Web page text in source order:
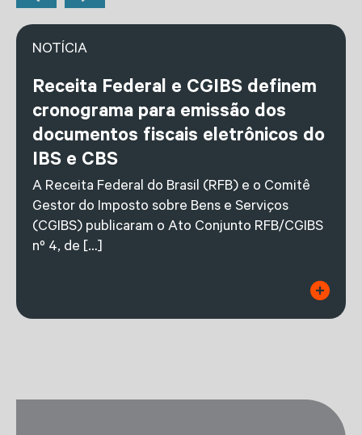
NOTÍCIA
Receita Federal e CGIBS definem
cronograma para emissão dos
documentos fiscais eletrônicos do
IBS e CBS
A Receita Federal do Brasil (RFB) e o Comitê
Gestor do Imposto sobre Bens e Serviços
(CGIBS) publicaram o Ato Conjunto RFB/CGIBS
nº 4, de […]